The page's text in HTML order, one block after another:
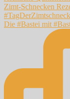
Die #Bastei mit